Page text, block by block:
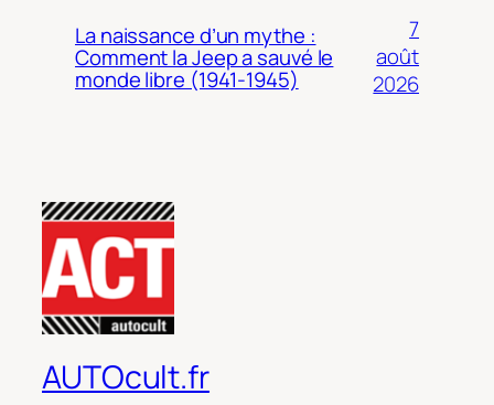
La naissance d’un mythe :
Comment la Jeep a sauvé le
monde libre (1941-1945)
7
août
2026
AUTOcult.fr